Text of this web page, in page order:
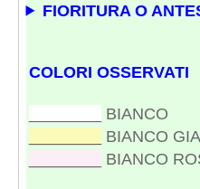
FIORITURA O
COLORI OSSERVATI
BIANCO
BIANCO
BIANCO